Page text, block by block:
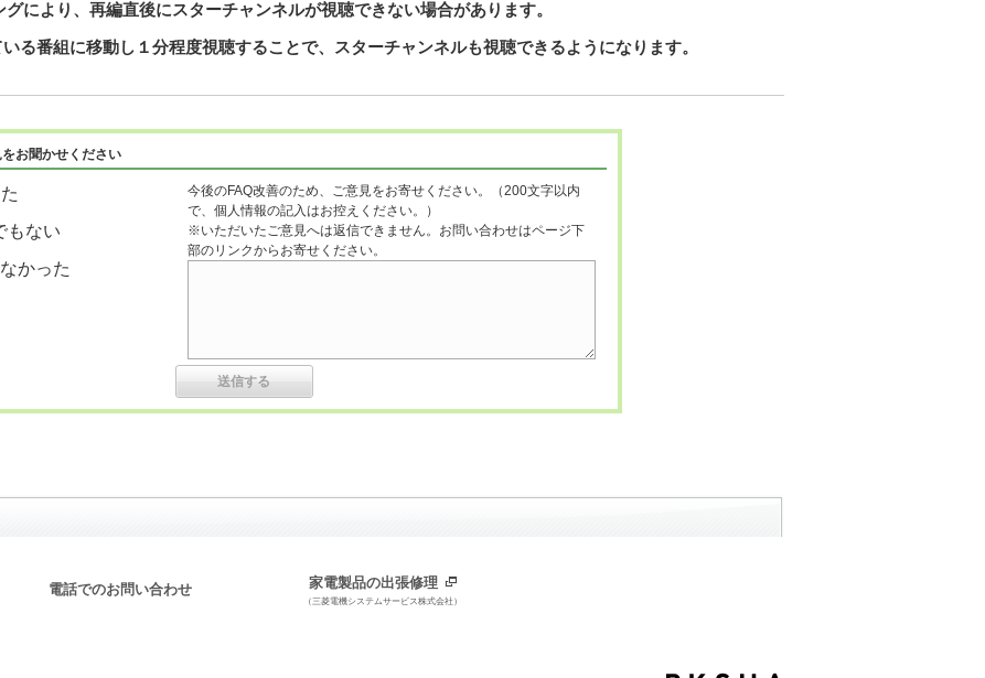
により、再編直後にスターチャンネルが視聴できない場合があります。
る番組に移動し１分程度視聴することで、スターチャンネルも視聴できるようになります。
お聞かせください
もない
かった
今後のFAQ改善のため、ご意見をお寄せください。（200文字以内
で、個人情報の記入はお控えください。）
※いただいたご意見へは返信できません。お問い合わせはページ下
部のリンクからお寄せください。
電話でのお問い合わせ 家電製品の出張修理
（三菱電機システムサービス株式会社）